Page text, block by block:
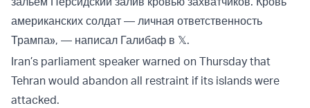
американских солдат — личная ответственность
Трампа», — написал Галибаф в 𝕏.
Iran’s parliament speaker warned on Thursday that
Tehran would abandon all restraint if its islands were
attacked.